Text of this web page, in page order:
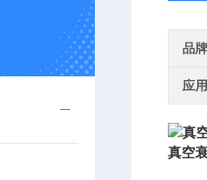
品牌
应
真空